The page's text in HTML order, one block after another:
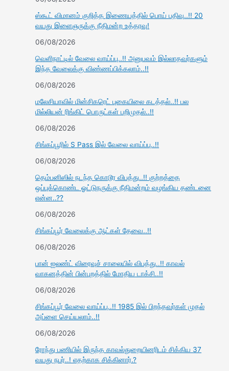
ஸ்கூட் விமானம் குறித்த இணையத்தில் பொய் பதிவு..!! 20
வயது இளைஞருக்கு நீதிமன்ற உத்தரவு!
06/08/2026
வெளிநாட்டில் வேலை வாய்ப்பு..!! அனுபவம் இல்லாதவர்களும்
இந்த வேலைக்கு விண்ணப்பிக்கலாம்..!!
06/08/2026
மலேசியாவில் மின்சிகரெட் புகையிலை கடத்தல்..!! பல
மில்லியன் ரிங்கிட் பொருட்கள் பறிமுதல்..!!
06/08/2026
சிங்கப்பூரில் S Pass இல் வேலை வாய்ப்பு..!!
06/08/2026
தெம்பனிஸில் நடந்த கொடூர விபத்து..!! குற்றத்தை
ஒப்புக்கொண்ட ஓட்டுநருக்கு நீதிமன்றம் வழங்கிய தண்டனை
என்ன..??
06/08/2026
சிங்கப்பூர் வேலைக்கு ஆட்கள் தேவை..!!
06/08/2026
பான் ஐலண்ட் விரைவுச் சாலையில் விபத்து..!! காவல்
வாகனத்தின் பின்புறத்தில் மோதிய டாக்சி..!!
06/08/2026
சிங்கப்பூர் வேலை வாய்ப்பு..!! 1985 இல் பிறந்தவர்கள் முதல்
அப்ளை செய்யலாம்..!!
06/08/2026
ரோந்து பணியில் இருந்த காவல்துறையினரிடம் சிக்கிய 37
வயது நபர்..! எதற்காக சிக்கினார்.?